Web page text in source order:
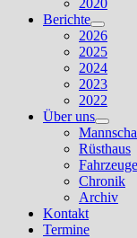
2020
Berichte
anzeigen
2026
2025
2024
2023
2022
Über uns
Rüsthaus
Chronik
Archiv
Kontakt
Termine